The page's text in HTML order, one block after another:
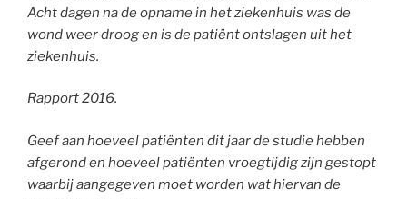
Acht dagen na de opname in het ziekenhuis was de
wond weer droog en is de patiënt ontslagen uit het
ziekenhuis.
Rapport 2016.
Geef aan hoeveel patiënten dit jaar de studie hebben
afgerond en hoeveel patiënten vroegtijdig zijn gestopt
waarbij aangegeven moet worden wat hiervan de